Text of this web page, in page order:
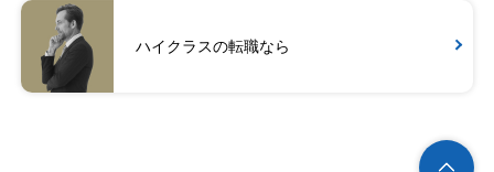
ハイクラスの転職なら